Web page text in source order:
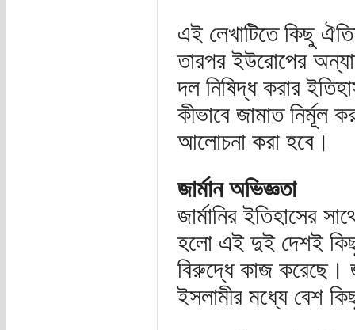
এই লেখাটিতে কিছু
তারপর ইউরোপের
দল নিষিদ্ধ করার
কীভাবে জামাত নির্মূল
আলোচনা করা হবে।
জার্মান অভিজ্ঞতা
জার্মানির ইতিহাসের
হলো এই দুই দেশই
বিরুদ্ধে কাজ করেছে।
ইসলামীর মধ্যে বেশ